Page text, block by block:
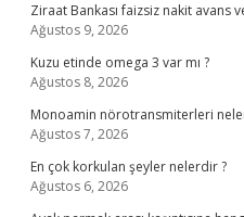
Ziraat Bankası faizsiz nakit avans
Ağustos 9, 2026
Kuzu etinde omega 3 var mı ?
Ağustos 8, 2026
Monoamin nörotransmiterleri
Ağustos 7, 2026
En çok korkulan şeyler nelerdir ?
Ağustos 6, 2026